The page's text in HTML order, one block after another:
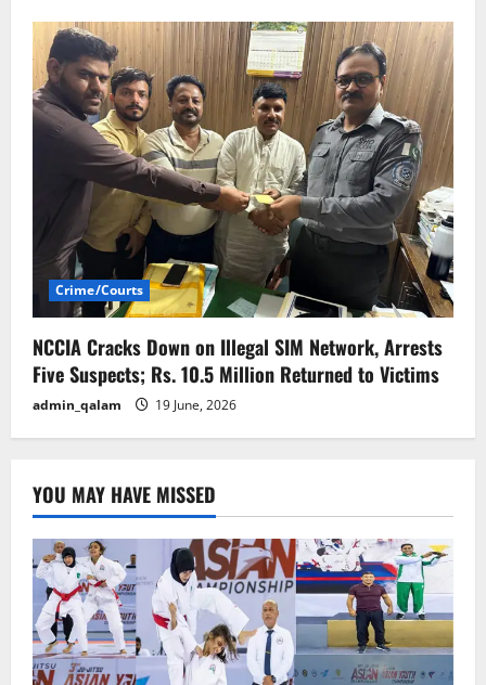
Crime/Courts
NCCIA Cracks Down on Illegal SIM Network, Arrests
Five Suspects; Rs. 10.5 Million Returned to Victims
admin_qalam 19 June, 2026
YOU MAY HAVE MISSED